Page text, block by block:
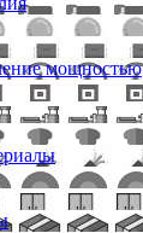
мощностью